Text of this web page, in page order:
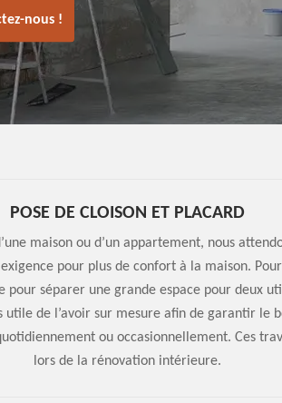
nous !
POSE DE CLOISON ET PLACARD
maison ou d’un appartement, nous
pour plus de confort à la maison. Pour
pour séparer une grande espace pour deux
de l’avoir sur mesure afin de garantir le
ou occasionnellement. Ces
lors de la rénovation intérieure.